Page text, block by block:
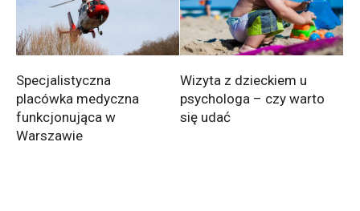
Specjalistyczna
placówka medyczna
funkcjonująca w
Warszawie
Wizyta z dzieckiem u
psychologa – czy warto
się udać